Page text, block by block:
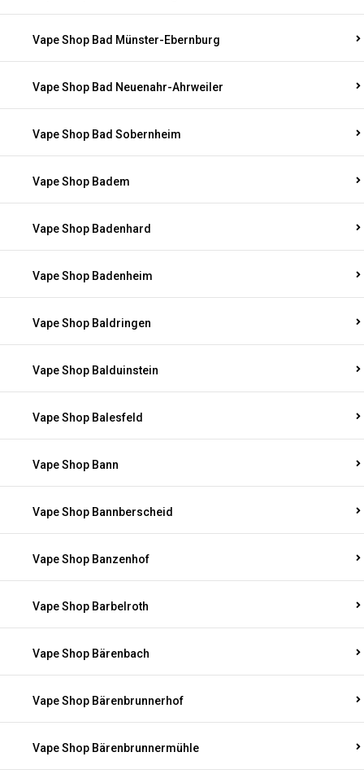
Vape Shop Bad Münster-Ebernburg
Vape Shop Bad Neuenahr-Ahrweiler
Vape Shop Bad Sobernheim
Vape Shop Badem
Vape Shop Badenhard
Vape Shop Badenheim
Vape Shop Baldringen
Vape Shop Balduinstein
Vape Shop Balesfeld
Vape Shop Bann
Vape Shop Bannberscheid
Vape Shop Banzenhof
Vape Shop Barbelroth
Vape Shop Bärenbach
Vape Shop Bärenbrunnerhof
Vape Shop Bärenbrunnermühle